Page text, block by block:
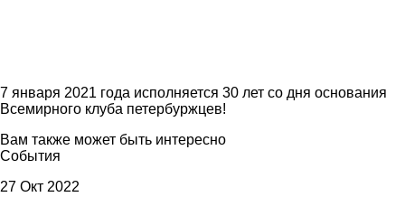
7 января 2021 года исполняется 30 лет со дня основания
Всемирного клуба петербуржцев!
Вам также может быть интересно
События
27 Окт 2022